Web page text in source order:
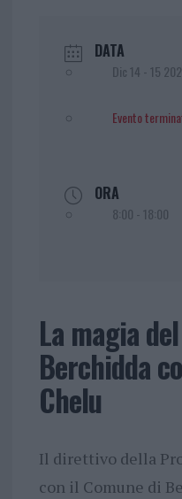
DATA
Dic 14 - 15
Evento
ORA
8:00 - 18:00
La magia
Berchidda
Chelu
Il direttivo della
con il Comune di